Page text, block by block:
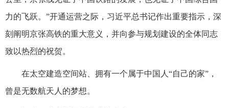
力的飞跃。”开通运营之际，习近平总书记作出重要指示，深
刻阐明京张高铁的重大意义，并向参与规划建设的全体同志
致以热烈的祝贺。
在太空建造空间站、拥有一个属于中国人“自己的家”，
曾是无数航天人的梦想。